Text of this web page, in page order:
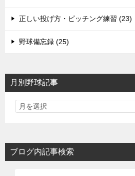
正しい投げ方・ピッチング練習 (23)
野球備忘録 (25)
月別野球記事
ブログ内記事検索